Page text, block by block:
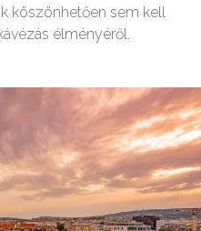
köszönhetően sem kell
élményéről.